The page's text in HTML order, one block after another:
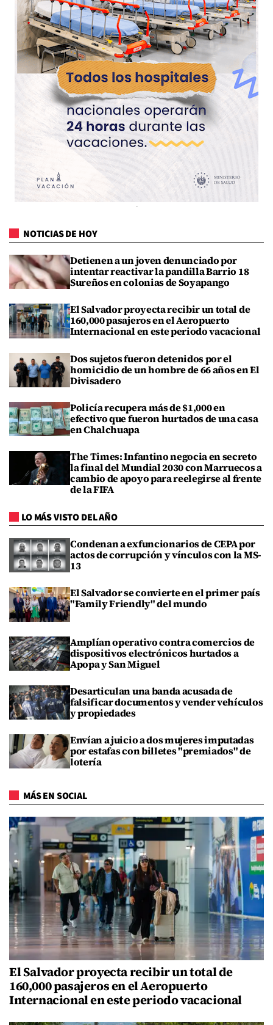
NOTICIAS DE HOY
Detienen a un joven denunciado por
intentar reactivar la pandilla Barrio 18
Sureños en colonias de Soyapango
El Salvador proyecta recibir un total de
160,000 pasajeros en el Aeropuerto
Internacional en este periodo vacacional
Dos sujetos fueron detenidos por el
homicidio de un hombre de 66 años en El
Divisadero
Policía recupera más de $1,000 en
efectivo que fueron hurtados de una casa
en Chalchuapa
The Times: Infantino negocia en secreto
la final del Mundial 2030 con Marruecos a
cambio de apoyo para reelegirse al frente
de la FIFA
LO MÁS VISTO DEL AÑO
Condenan a exfuncionarios de CEPA por
actos de corrupción y vínculos con la MS-
13
El Salvador se convierte en el primer país
"Family Friendly" del mundo
Amplían operativo contra comercios de
dispositivos electrónicos hurtados a
Apopa y San Miguel
Desarticulan una banda acusada de
falsificar documentos y vender vehículos
y propiedades
Envían a juicio a dos mujeres imputadas
por estafas con billetes "premiados" de
lotería
MÁS EN SOCIAL
El Salvador proyecta recibir un total de
160,000 pasajeros en el Aeropuerto
Internacional en este periodo vacacional